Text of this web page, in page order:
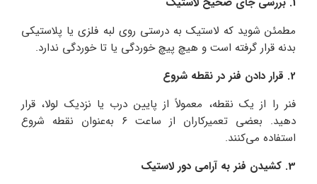
مطمئن شوید که لاستیک به‌ درستی روی لبه فلزی یا پلاستیکی
بدنه قرار گرفته است و هیچ پیچ‌ خوردگی یا تا خوردگی ندارد.
2. قرار دادن فنر در نقطه شروع
فنر را از یک نقطه، معمولاً از پایین درب یا نزدیک لولا، قرار
دهید. بعضی تعمیرکاران از ساعت ۶ به‌عنوان نقطه شروع
استفاده می‌کنند.
3. کشیدن فنر به آرامی دور لاستیک